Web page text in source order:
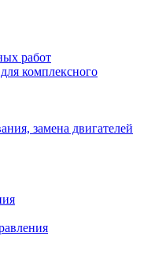
работ
комплексного
замена двигателей